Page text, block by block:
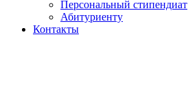
Персональный стипендиат
Абитуриенту
Контакты